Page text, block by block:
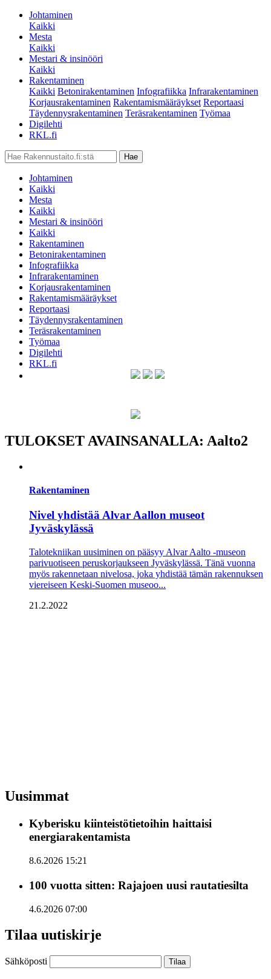
Johtaminen
Kaikki
Mesta
Kaikki
Mestari & insinööri
Kaikki
Rakentaminen
Kaikki Betonirakentaminen Infografiikka Infrarakentaminen
Korjausrakentaminen Rakentamismääräykset Reportaasi
Täydennysrakentaminen Teräsrakentaminen Työmaa
Digilehti
RKL.fi
Johtaminen
Kaikki
Mesta
Kaikki
Mestari & insinööri
Kaikki
Rakentaminen
Betonirakentaminen
Infografiikka
Infrarakentaminen
Korjausrakentaminen
Rakentamismääräykset
Reportaasi
Täydennysrakentaminen
Teräsrakentaminen
Työmaa
Digilehti
RKL.fi
TULOKSET AVAINSANALLA: Aalto2
Rakentaminen
Nivel yhdistää Alvar Aallon museot
Jyväskylässä
Talotekniikan uusiminen on pääsyy Alvar Aalto -museon
parivuotiseen peruskorjaukseen Jyväskylässä. Tänä vuonna
myös rakennetaan nivelosa, joka yhdistää tämän rakennuksen
viereiseen Keski-Suomen museoo...
21.2.2022
Uusimmat
Kyberisku kiinteistötietoihin haittaisi
energiarakentamista
8.6.2026 15:21
100 vuotta sitten: Rajajoen uusi rautatiesilta
4.6.2026 07:00
Tilaa uutiskirje
Sähköposti